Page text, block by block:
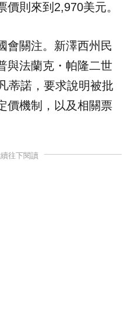
則來到2,970美元。
會關注。新澤西州民
與法蘭克・帕隆二世
蒂諾，要求說明被批
價機制，以及相關票
往下閱讀